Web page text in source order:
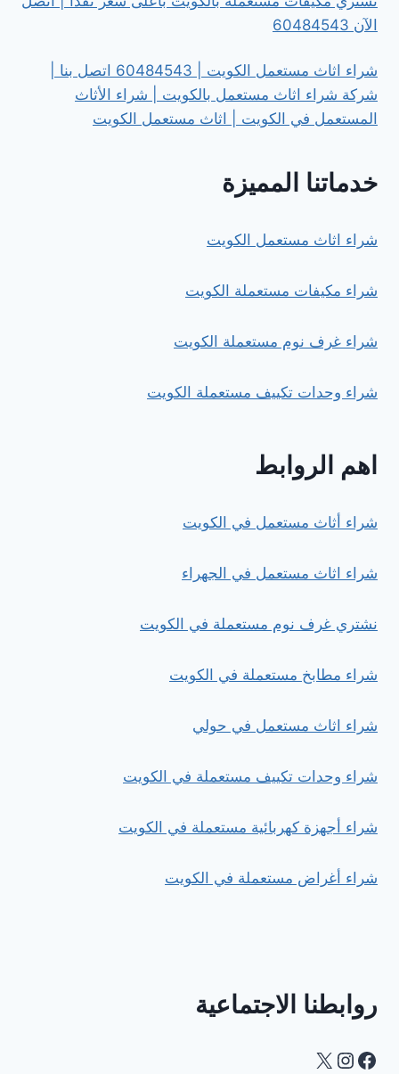
الآن 60484543
شراء اثاث مستعمل الكويت | 60484543 اتصل بنا |
شركة شراء اثاث مستعمل بالكويت | شراء الأثاث
المستعمل في الكويت | اثاث مستعمل الكويت
خدماتنا المميزة
شراء اثاث مستعمل الكويت
شراء مكيفات مستعملة الكويت
شراء غرف نوم مستعملة الكويت
شراء وحدات تكييف مستعملة الكويت
اهم الروابط
شراء أثاث مستعمل في الكويت
شراء اثاث مستعمل في الجهراء
نشتري غرف نوم مستعملة في الكويت
شراء مطابخ مستعملة في الكويت
شراء اثاث مستعمل في حولي
شراء وحدات تكييف مستعملة في الكويت
شراء أجهزة كهربائية مستعملة في الكويت
شراء أغراض مستعملة في الكويت
روابطنا الاجتماعية
Facebook
Instagram
X